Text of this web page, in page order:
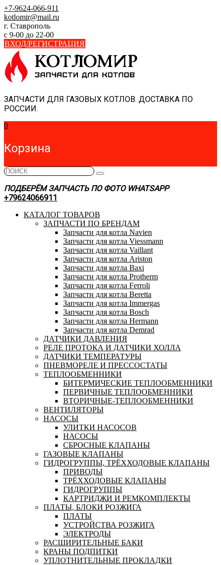
Skip
to
content
+7-9624-066-911
kotlomir@mail.ru
г. Ставрополь
с 9-00 до 22-00
ВХОД/РЕГИСТРАЦИЯ
ЗАПЧАСТИ ДЛЯ ГАЗОВЫХ КОТЛОВ. ДОСТАВКА ПО
РОССИИ.
0
Корзина
ПОДБЕРЁМ ЗАПЧАСТЬ ПО ФОТО WHATSAPP
+79624066911
КАТАЛОГ ТОВАРОВ
ЗАПЧАСТИ ПО БРЕНДАМ
Запчасти для котла Navien
Запчасти для котла Viessmann
Запчасти для котла Vaillant
Запчасти для котла Ariston
Запчасти для котла Baxi
Запчасти для котла Protherm
Запчасти для котла Ferroli
Запчасти для котла Beretta
Запчасти для котла Immergas
Запчасти для котла Bosch
Запчасти для котла Hermann
Запчасти для котла Demrad
ДАТЧИКИ ДАВЛЕНИЯ
РЕЛЕ ПРОТОКА И ДАТЧИКИ ХОЛЛА
ДАТЧИКИ ТЕМПЕРАТУРЫ
ПНЕВМОРЕЛЕ И ПРЕССОСТАТЫ
ТЕПЛООБМЕННИКИ
БИТЕРМИЧЕСКИЕ ТЕПЛООБМЕННИКИ
ПЕРВИЧНЫЕ ТЕПЛООБМЕННИКИ
ВТОРИЧНЫЕ-ТЕПЛООБМЕННИКИ
ВЕНТИЛЯТОРЫ
НАСОСЫ
УЛИТКИ НАСОСОВ
НАСОСЫ
СБРОСНЫЕ КЛАПАНЫ
ГАЗОВЫЕ КЛАПАНЫ
ГИДРОГРУППЫ, ТРЁХХОДОВЫЕ КЛАПАНЫ
ПРИВОДЫ
ТРЁХХОДОВЫЕ КЛАПАНЫ
ГИДРОГРУППЫ
КАРТРИДЖИ И РЕМКОМПЛЕКТЫ
ПЛАТЫ, БЛОКИ РОЗЖИГА
ПЛАТЫ
УСТРОЙСТВА РОЗЖИГА
ЭЛЕКТРОДЫ
РАСШИРИТЕЛЬНЫЕ БАКИ
КРАНЫ ПОДПИТКИ
УПЛОТНИТЕЛЬНЫЕ ПРОКЛАДКИ